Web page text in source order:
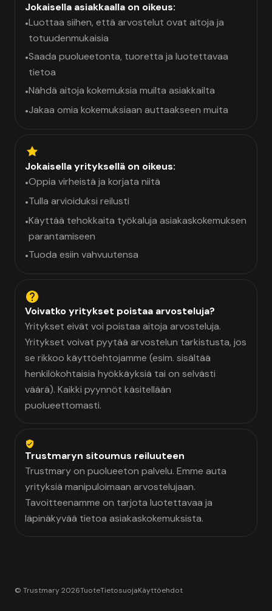
Jokaisella asiakkaalla on oikeus:
•Luottaa siihen, että arvostelut ovat aitoja ja
totuudenmukaisia
•Saada puolueetonta, tuoretta ja luotettavaa
tietoa
•Nähdä aitoja kokemuksia muilta asiakkailta
•Jakaa omia kokemuksiaan auttaakseen muita
Jokaisella yrityksellä on oikeus:
•Oppia virheistä ja korjata niitä
•Tulla arvioiduksi reilusti
•Käyttää tehokkaita työkaluja asiakaskokemuksen
parantamiseen
•Tuoda esiin vahvuutensa
Voivatko yritykset poistaa arvosteluja?
Yritykset eivät voi poistaa aitoja arvosteluja.
Yritykset voivat pyytää arvostelun tarkistusta, jos
se rikkoo käyttöehtojamme (esim. sisältää
henkilökohtaisia hyökkäyksiä tai on selvästi
väärä). Kaikki pyynnöt käsitellään
puolueettomasti.
Trustmaryn sitoumus reiluuteen
Trustmary on puolueeton palvelu. Emme auta
yrityksiä manipuloimaan arvostelujaan.
Tavoitteenamme on tarjota luotettavaa ja
läpinäkyvää tietoa asiakaskokemuksista.
© Trustmary 2026TuoteTietosuojaKäyttöehdot